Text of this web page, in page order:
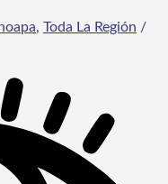
, Toda La Región /